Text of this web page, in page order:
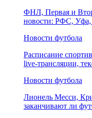
ФНЛ, Первая и
новости: РФС,
Новости футбола
Расписание
live-трансляции,
Новости футбола
Лионель Месси,
заканчивают ли